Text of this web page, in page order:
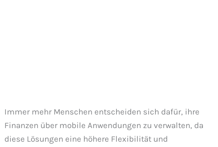
Immer mehr Menschen entscheiden sich dafür, ihre
Finanzen über mobile Anwendungen zu verwalten, da
diese Lösungen eine höhere Flexibilität und